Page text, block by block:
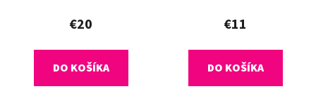
€20
DO KOŠÍKA
€11
DO KOŠÍKA